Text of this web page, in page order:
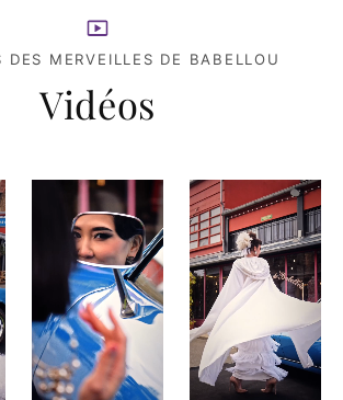
DES MERVEILLES DE BABELLOU
Vidéos